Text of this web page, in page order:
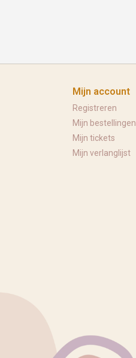
Mijn account
Registreren
Mijn bestellingen
Mijn tickets
Mijn verlanglijst